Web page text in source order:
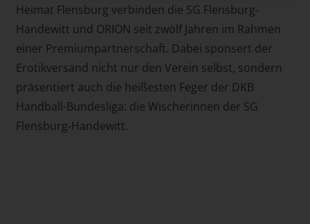
Heimat Flensburg verbinden die SG Flensburg-
Handewitt und ORION seit zwölf Jahren im Rahmen
einer Premiumpartnerschaft. Dabei sponsert der
Erotikversand nicht nur den Verein selbst, sondern
präsentiert auch die heißesten Feger der DKB
Handball-Bundesliga: die Wischerinnen der SG
Flensburg-Handewitt.